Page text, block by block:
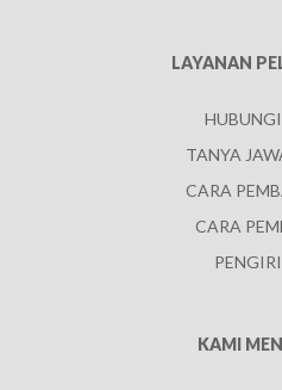
LAYANAN
TANYA
CARA
CARA
KAMI